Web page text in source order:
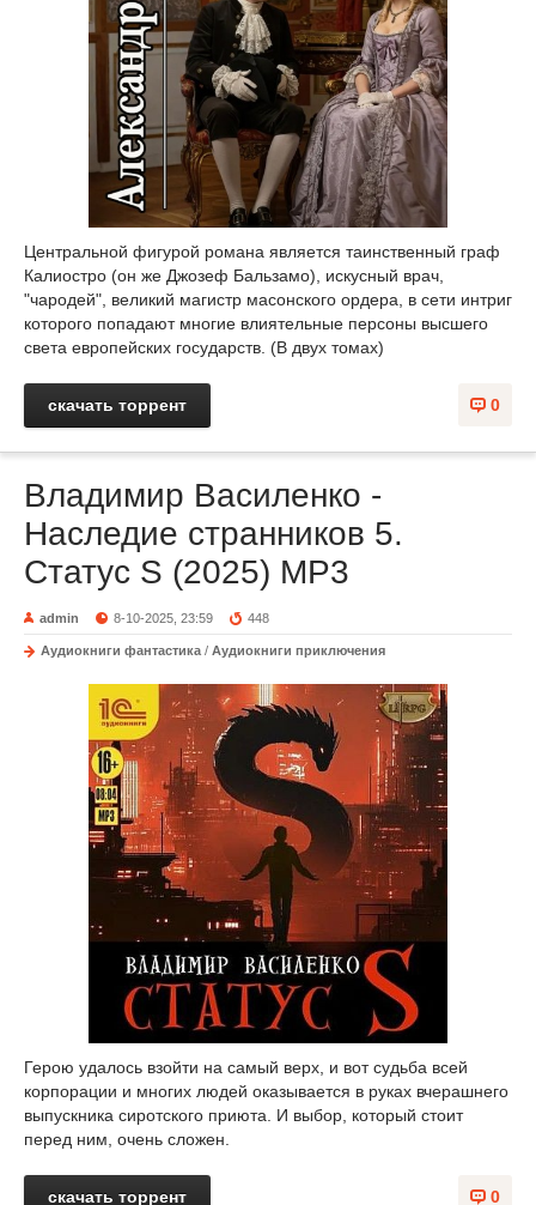
Центральной фигурой романа является таинственный граф
Калиостро (он же Джозеф Бальзамо), искусный врач,
"чародей", великий магистр масонского ордера, в сети интриг
которого попадают многие влиятельные персоны высшего
света европейских государств. (В двух томах)
0
скачать торрент
Владимир Василенко -
Наследие странников 5.
Статус S (2025) MP3
admin 8-10-2025, 23:59 448
Аудиокниги фантастика / Аудиокниги приключения
Герою удалось взойти на самый верх, и вот судьба всей
корпорации и многих людей оказывается в руках вчерашнего
выпускника сиротского приюта. И выбор, который стоит
перед ним, очень сложен.
0
скачать торрент